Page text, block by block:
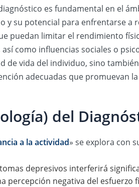
es fundamental en el
y su potencial para enfrentarse a
puedan limitar el rendimiento
como influencias sociales o
de vida del individuo, sino
adecuadas que promuevan
del
a la actividad» se explora con
depresivos interferirá
percepción negativa del